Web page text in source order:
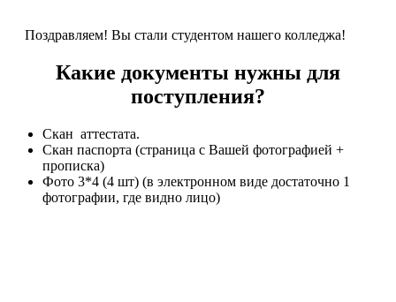
Поздравляем! Вы стали студентом нашего колледжа!
Какие документы нужны для
поступления?
Скан аттестата.
Скан паспорта (страница с Вашей фотографией +
прописка)
Фото 3*4 (4 шт) (в электронном виде достаточно 1
фотографии, где видно лицо)